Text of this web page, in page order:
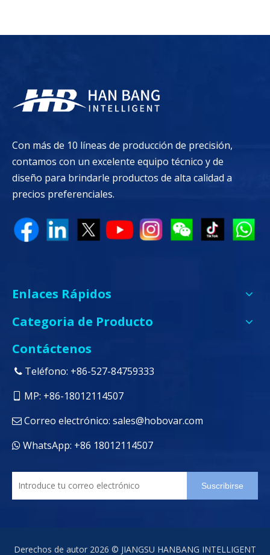
Con más de 10 líneas de producción de precisión,
contamos con un excelente equipo técnico y de
diseño para brindarle productos de alta calidad a
precios preferenciales.
Enlaces Rápidos
Categoria de Producto
Contáctenos
 Teléfono: +86-527-84759333
MP: +86-18012114507
 Correo electrónico: sales@hobovar.com
 WhatsApp: +86 18012114507
Suscribirse
Derechos de autor 2026 © JIANGSU HANBANG INTELLIGENT